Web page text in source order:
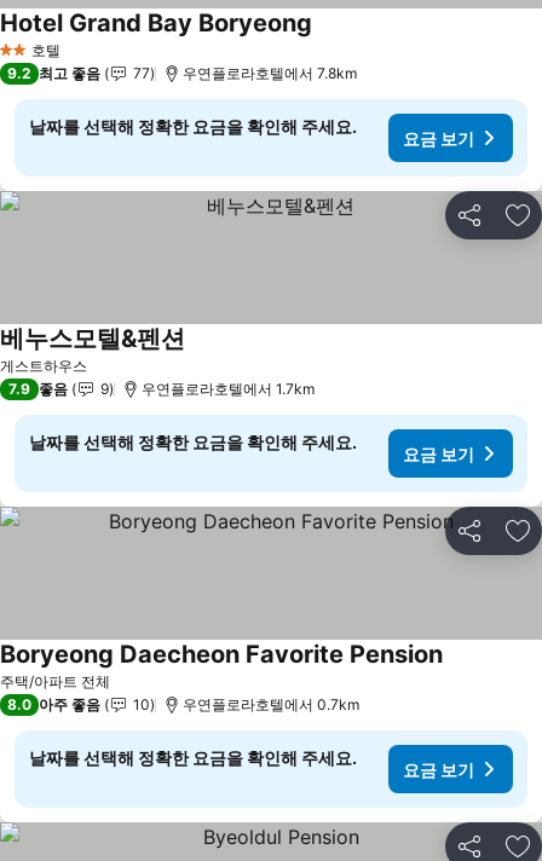
2 성급호텔
Hotel Grand Bay Boryeong
9.2 최고 좋음 77 우연플로라호텔에서 7.8km
날짜를 선택해 정확한 요금을 확인해 주세요.
요금 보기
공유 즐
게스트하우스
베누스모텔&펜션
7.9 좋음 9 우연플로라호텔에서 1.7km
날짜를 선택해 정확한 요금을 확인해 주세요.
요금 보기
공유 즐
주택/아파트 전체
Boryeong Daecheon Favorite Pension요금 보기
8.0 아주 좋음 10 우연플로라호텔에서 0.7km
날짜를 선택해 정확한 요금을 확인해 주세요.
요금 보기